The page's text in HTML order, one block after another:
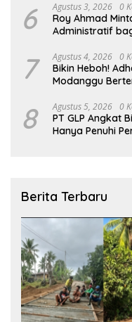
6 Agustus 3, 2026 0
Roy Ahmad
Administratif
7 Agustus 4, 2026 0
Bikin Heboh!
Modanggu
8 Agustus 5, 2026 0
PT GLP Angkat
Hanya Penuhi
Berita Terbaru